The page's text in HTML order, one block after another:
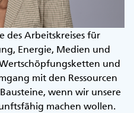
des Arbeitskreises für
Energie, Medien und
und
mit den Ressourcen
wenn wir unsere
machen wollen.